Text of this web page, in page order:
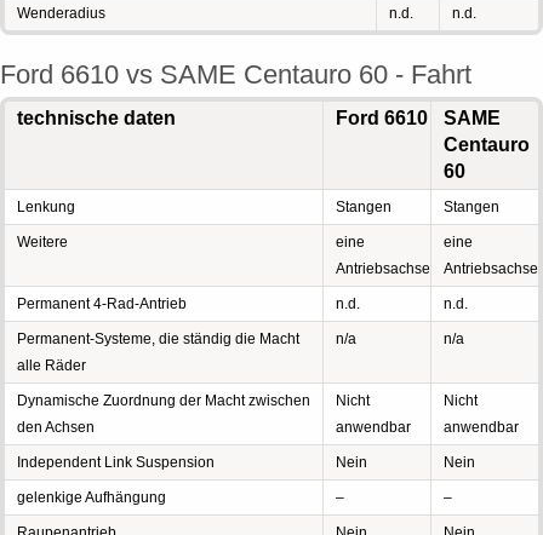
Wenderadius n.d. n.d.
Ford 6610 vs SAME Centauro 60 - Fahrt
technische daten Ford 6610
SAME
Centauro
60
Lenkung Stangen Stangen
Weitere
eine
Antriebsachse
eine
Antriebsachse
Permanent 4-Rad-Antrieb n.d. n.d.
Permanent-Systeme, die ständig die Macht
alle Räder
n/a n/a
Dynamische Zuordnung der Macht zwischen
den Achsen
Nicht
anwendbar
Nicht
anwendbar
Independent Link Suspension Nein Nein
gelenkige Aufhängung – –